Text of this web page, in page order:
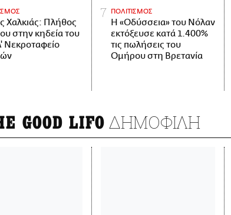
Χαλκιάς: Πλήθος
στην κηδεία του
Νεκροταφείο
ΠΟΛΙΤΙΣΜΟΣ
Η «Οδύσσεια» του Νόλαν
εκτόξευσε κατά 1.400%
τις πωλήσεις του
Ομήρου στη Βρετανία
GOOD LIFO ΔΗΜΟΦΙΛΗ